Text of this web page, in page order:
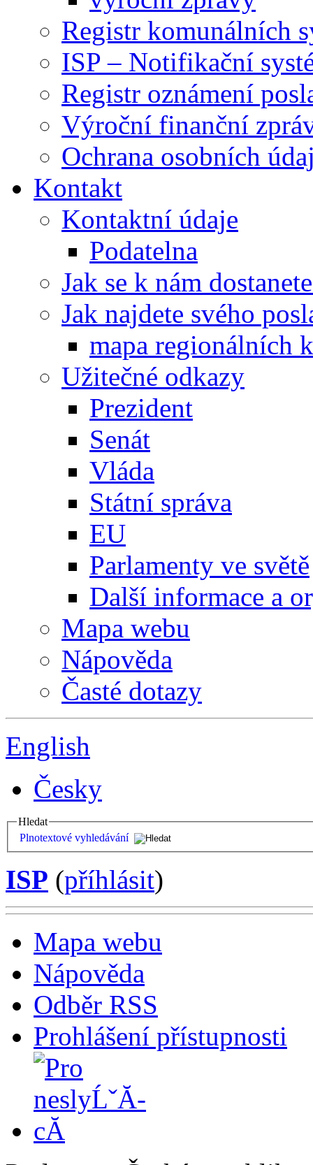
Registr komunálních
ISP – Notifikační
Registr oznámení
Výroční finanční
Ochrana osobních
Kontakt
Kontaktní údaje
Podatelna
Jak se k nám
Jak najdete svého
mapa regionálních
Užitečné odkazy
Prezident
Senát
Vláda
Státní správa
EU
Parlamenty ve světě
Další informace a
Mapa webu
Nápověda
Časté dotazy
English
Česky
Hledat
Plnotextové vyhledávání
ISP (příhlásit)
Mapa webu
Nápověda
Odběr RSS
Prohlášení přístupnosti